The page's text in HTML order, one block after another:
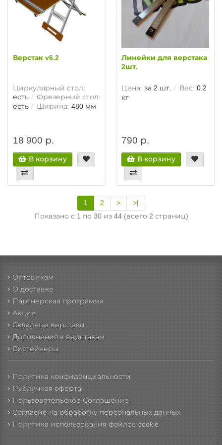
Верстак v6.2
Циркулярный стол:
есть
Фрезерный стол:
есть
Ширина: 480 мм
18 900 р.
В корзину
Линейки для верстака
2шт.
Цена: за 2 шт. Вес: 0.2
кг
790 р.
В корзину
1 2 >
>|
Показано с 1 по 30 из 44 (всего 2 страниц)
Оптовикам
О доставке
Партнерская программа
Акции
Складные верстаки
Дополнения к верстакам
Cистейнеры
Политика конфиденциальности
Публичная оферта
Пользовательское Соглашение
Согласие на обработку персональных данных
Политика использования файлов cookie